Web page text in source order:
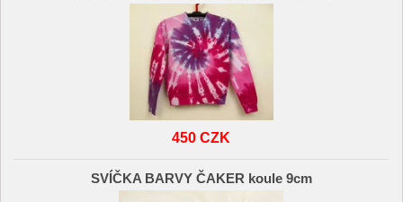
450 CZK
SVÍČKA BARVY ČAKER koule 9cm